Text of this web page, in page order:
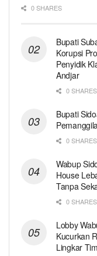
0 SHARES
Bupati
Korupsi
Penyidik
Andjar
0 SHARES
Bupati
0 SHARES
Wabup
House
Tanpa
0 SHARES
Lobby
Kucurkan
Lingkar